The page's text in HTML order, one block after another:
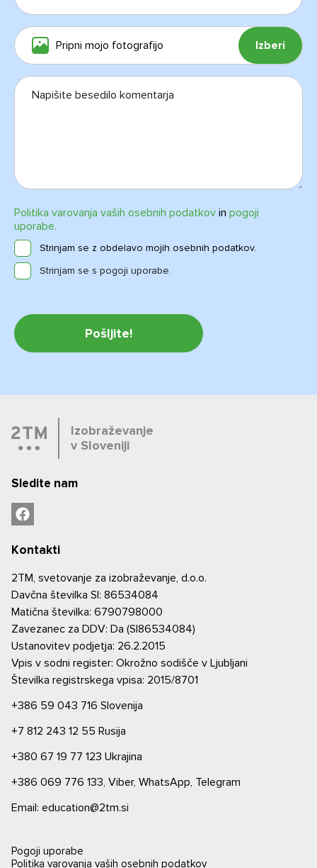
Pripni mojo fotografijo Izberi
Politika varovanja vaših osebnih podatkov in pogoji
uporabe.
Strinjam se z obdelavo mojih osebnih podatkov.
Strinjam se s pogoji uporabe.
Izobraževanje
v Sloveniji
Sledite nam
Kontakti
2TM, svetovanje za izobraževanje, d.o.o.
Davčna številka SI: 86534084
Matična številka: 6790798000
Zavezanec za DDV: Da (SI86534084)
Ustanovitev podjetja: 26.2.2015
Vpis v sodni register: Okrožno sodišče v Ljubljani
Številka registrskega vpisa: 2015/8701
+386 59 043 716 Slovenija
+7 812 243 12 55 Rusija
+380 67 19 77 123 Ukrajina
+386 069 776 133, Viber, WhatsApp, Telegram
Email: education@2tm.si
Pogoji uporabe
Politika varovanja vaših osebnih podatkov